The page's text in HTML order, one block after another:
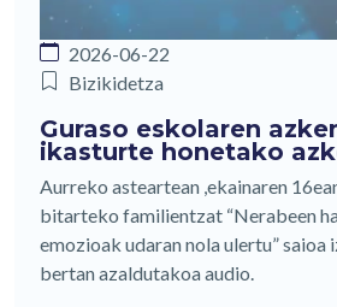
2026-06-22
Bizikidetza
Guraso eskolaren
ikasturte honetako
Aurreko asteartean ,ekainaren
bitarteko familientzat “Nerabeen
emozioak udaran nola ulertu” saioa
bertan azaldutakoa audio.